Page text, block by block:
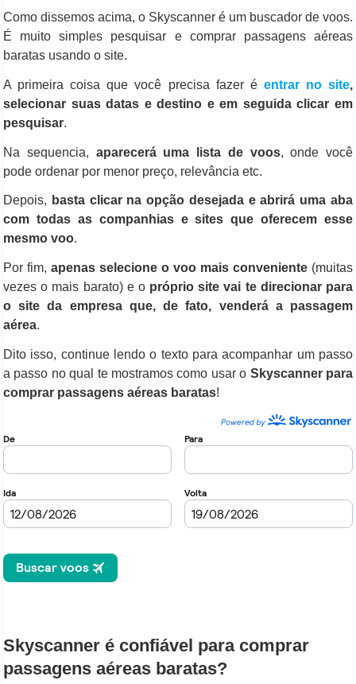
Como dissemos acima, o Skyscanner é um buscador de voos.
É muito simples pesquisar e comprar passagens aéreas
baratas usando o site.
A primeira coisa que você precisa fazer é entrar no site,
selecionar suas datas e destino e em seguida clicar em
pesquisar.
Na sequencia, aparecerá uma lista de voos, onde você
pode ordenar por menor preço, relevância etc.
Depois, basta clicar na opção desejada e abrirá uma aba
com todas as companhias e sites que oferecem esse
mesmo voo.
Por fim, apenas selecione o voo mais conveniente (muitas
vezes o mais barato) e o próprio site vai te direcionar para
o site da empresa que, de fato, venderá a passagem
aérea.
Dito isso, continue lendo o texto para acompanhar um passo
a passo no qual te mostramos como usar o Skyscanner para
comprar passagens aéreas baratas!
Skyscanner é confiável para comprar
passagens aéreas baratas?